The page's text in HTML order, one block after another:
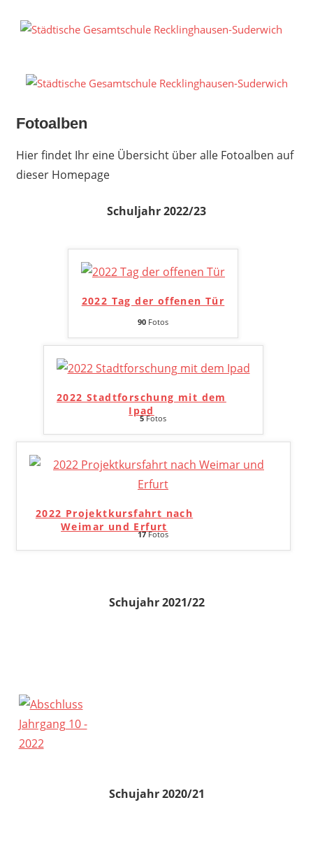
Inhalt
Fotoalben
Hier findet Ihr eine Übersicht über alle Fotoalben auf
dieser Homepage
Schuljahr 2022/23
2022 Tag der offenen Tür
90 Fotos
2022 Stadtforschung mit dem
Ipad
5Fotos
2022 Projektkursfahrt nach
Weimar und Erfurt
17Fotos
Schujahr 2021/22
Schujahr 2020/21